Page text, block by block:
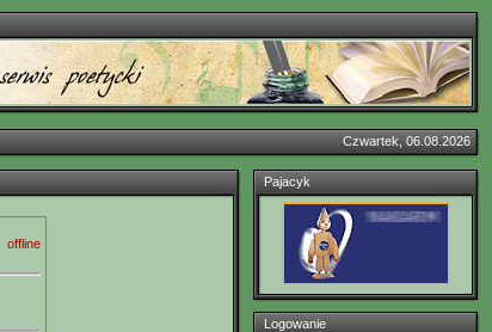
Czwartek, 06.08.2026
offline
Pajacyk
Logowanie